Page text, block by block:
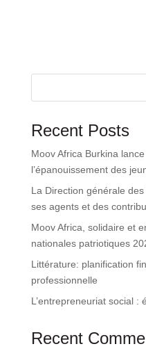
Recent Posts
Moov Africa Burkina
l’épanouissement des
La Direction générale
ses agents et des
Moov Africa, solidaire et
nationales patriotiques
Littérature: planification
professionnelle
L’entrepreneuriat social :
Recent